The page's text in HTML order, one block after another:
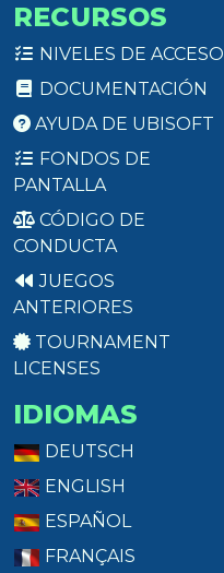
RECURSOS
NIVELES DE ACCESO
DOCUMENTACIÓN
AYUDA DE UBISOFT
FONDOS DE
PANTALLA
CÓDIGO DE
CONDUCTA
JUEGOS
ANTERIORES
TOURNAMENT
LICENSES
IDIOMAS
DEUTSCH
ENGLISH
ESPAÑOL
FRANÇAIS